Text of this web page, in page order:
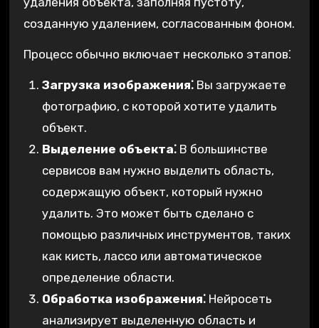
созданную удалением, согласованным фоном.
Процесс обычно включает несколько этапов⁚
Загрузка изображения⁚Вы загружаете
фотографию, с которой хотите удалить
объект.
Выделение объекта⁚В большинстве
сервисов вам нужно выделить область,
содержащую объект, который нужно
удалить. Это может быть сделано с
помощью различных инструментов, таких
как кисть, лассо или автоматическое
определение области.
Обработка изображения⁚Нейросеть
анализирует выделенную область и